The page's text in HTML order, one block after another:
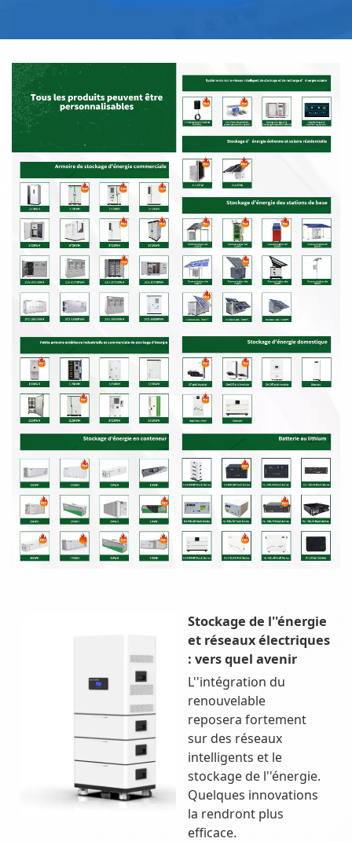
Stockage de l''énergie
et réseaux électriques
: vers quel avenir
L''intégration du
renouvelable
reposera fortement
sur des réseaux
intelligents et le
stockage de l''énergie.
Quelques innovations
la rendront plus
efficace.